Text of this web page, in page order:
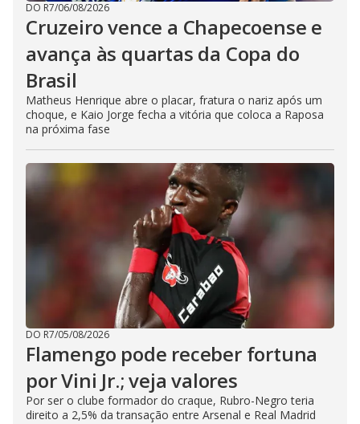
DO R7/06/08/2026
Cruzeiro vence a Chapecoense e
avança às quartas da Copa do
Brasil
Matheus Henrique abre o placar, fratura o nariz após um
choque, e Kaio Jorge fecha a vitória que coloca a Raposa
na próxima fase
DO R7/05/08/2026
Flamengo pode receber fortuna
por Vini Jr.; veja valores
Por ser o clube formador do craque, Rubro-Negro teria
direito a 2,5% da transação entre Arsenal e Real Madrid